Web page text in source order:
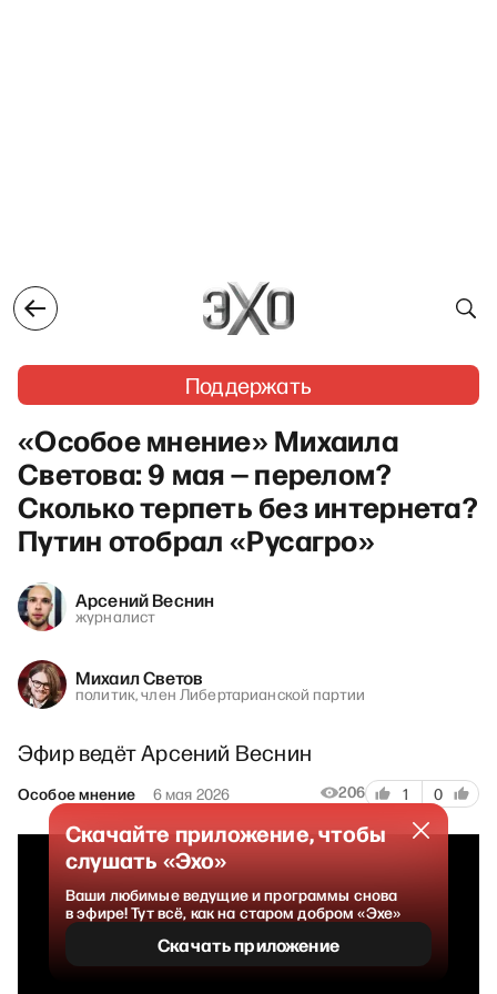
Поддержать
«Особое мнение» Михаила
Светова: 9 мая — перелом?
Сколько терпеть без интернета?
Путин отобрал «Русагро»
Арсений Веснин
журналист
Михаил Светов
политик, член Либертарианской партии
Эфир ведёт Арсений Веснин
Особое мнение 6 мая 2026 206 1 0
Скачайте приложение, чтобы
слушать «Эхо»
Ваши любимые ведущие и программы снова
в эфире! Тут всё, как на старом добром «Эхе»
Скачать приложение